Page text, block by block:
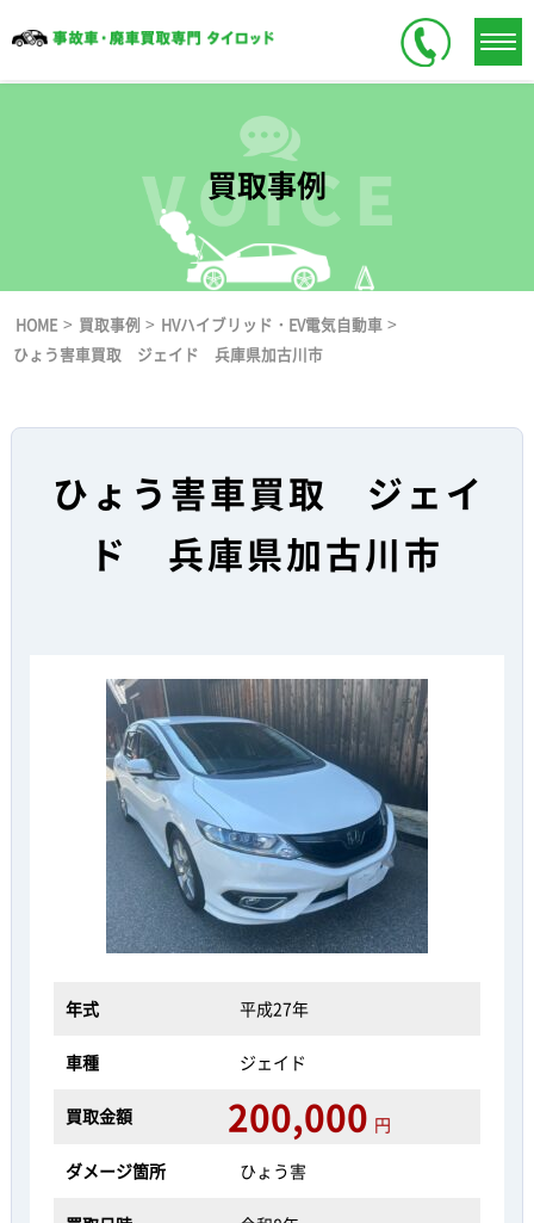
買取事例
HOME > 買取事例 > HVハイブリッド・EV電気自動車 >
ひょう害車買取 ジェイド 兵庫県加古川市
ひょう害車買取 ジェイ
ド 兵庫県加古川市
年式 平成27年
車種 ジェイド
買取金額 200,000 円
ダメージ箇所
ひょう害